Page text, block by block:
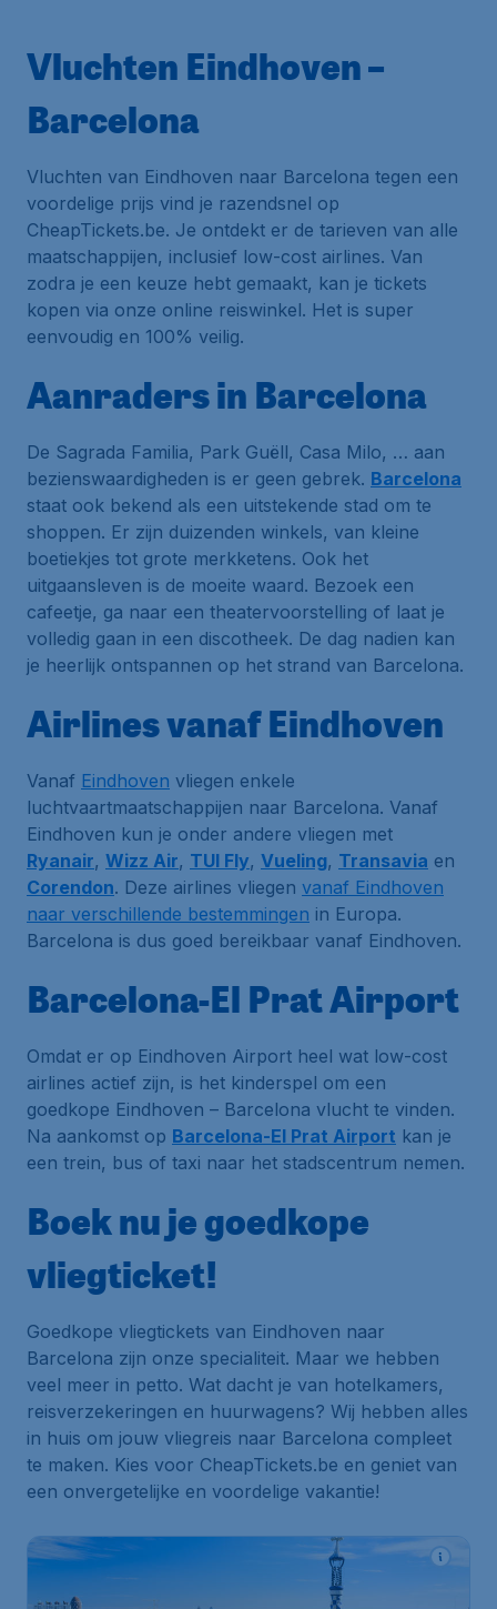
Vluchten Eindhoven –
Barcelona
Vluchten van Eindhoven naar Barcelona tegen een
voordelige prijs vind je razendsnel op
CheapTickets.be. Je ontdekt er de tarieven van alle
maatschappijen, inclusief low-cost airlines. Van
zodra je een keuze hebt gemaakt, kan je tickets
kopen via onze online reiswinkel. Het is super
eenvoudig en 100% veilig.
Aanraders in Barcelona
De Sagrada Familia, Park Guëll, Casa Milo, … aan
bezienswaardigheden is er geen gebrek. Barcelona
staat ook bekend als een uitstekende stad om te
shoppen. Er zijn duizenden winkels, van kleine
boetiekjes tot grote merkketens. Ook het
uitgaansleven is de moeite waard. Bezoek een
cafeetje, ga naar een theatervoorstelling of laat je
volledig gaan in een discotheek. De dag nadien kan
je heerlijk ontspannen op het strand van Barcelona.
Airlines vanaf Eindhoven
Vanaf Eindhoven vliegen enkele
luchtvaartmaatschappijen naar Barcelona. Vanaf
Eindhoven kun je onder andere vliegen met
Ryanair, Wizz Air, TUI Fly, Vueling, Transavia en
Corendon. Deze airlines vliegen vanaf Eindhoven
naar verschillende bestemmingen in Europa.
Barcelona is dus goed bereikbaar vanaf Eindhoven.
Barcelona-El Prat Airport
Omdat er op Eindhoven Airport heel wat low-cost
airlines actief zijn, is het kinderspel om een
goedkope Eindhoven – Barcelona vlucht te vinden.
Na aankomst op Barcelona-El Prat Airport kan je
een trein, bus of taxi naar het stadscentrum nemen.
Boek nu je goedkope
vliegticket!
Goedkope vliegtickets van Eindhoven naar
Barcelona zijn onze specialiteit. Maar we hebben
veel meer in petto. Wat dacht je van hotelkamers,
reisverzekeringen en huurwagens? Wij hebben alles
in huis om jouw vliegreis naar Barcelona compleet
te maken. Kies voor CheapTickets.be en geniet van
een onvergetelijke en voordelige vakantie!